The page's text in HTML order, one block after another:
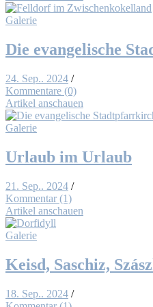
Galerie
Die evan­ge­li­sche
24. Sep.. 2024 /
Kommentare (0)
Artikel anschauen
Galerie
Ur­laub im Ur­laub
21. Sep.. 2024 /
Kommentar (1)
Artikel anschauen
Galerie
Keisd, Sa­schiz,
18. Sep.. 2024 /